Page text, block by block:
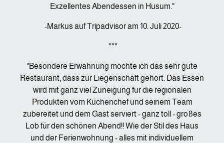
Exzellentes Abendessen in Husum."
-Markus auf Tripadvisor am 10. Juli 2020-
***
"Besondere Erwähnung möchte ich das sehr gute
Restaurant, dass zur Liegenschaft gehört. Das Essen
wird mit ganz viel Zuneigung für die regionalen
Produkten vom Küchenchef und seinem Team
zubereitet und dem Gast serviert - ganz toll - großes
Lob für den schönen Abend!! Wie der Stil des Haus
und der Ferienwohnung - alles mit individuellem